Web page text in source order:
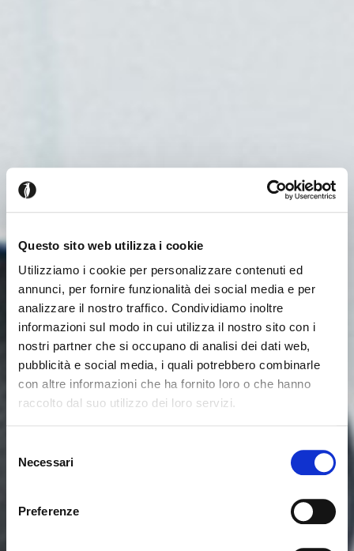
Questo sito web utilizza i cookie
Utilizziamo i cookie per personalizzare contenuti ed
annunci, per fornire funzionalità dei social media e per
analizzare il nostro traffico. Condividiamo inoltre
informazioni sul modo in cui utilizza il nostro sito con i
nostri partner che si occupano di analisi dei dati web,
pubblicità e social media, i quali potrebbero combinarle
con altre informazioni che ha fornito loro o che hanno
raccolto dal suo utilizzo dei loro servizi.
delNecessari
Preferenze
Seems like you’re browsing from Close
International. Would you like to switch to the site in